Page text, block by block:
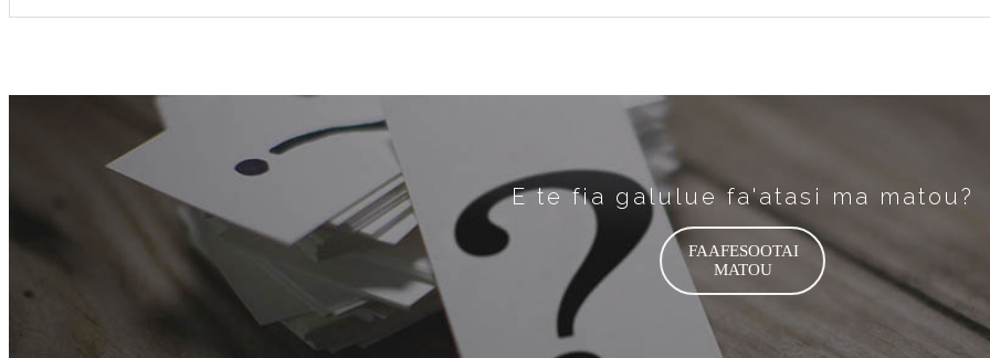
E te fia galulue fa'atasi ma matou?
FAAFESOOTAI
MATOU